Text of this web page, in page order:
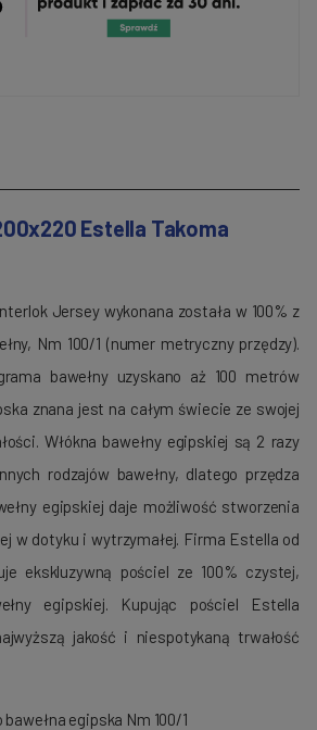
Estella Takoma
Jersey wykonana została w 100% z
Nm 100/1 (numer metryczny przędzy).
bawełny uzyskano aż 100 metrów
znana jest na całym świecie ze swojej
Włókna bawełny egipskiej są 2 razy
rodzajów bawełny, dlatego przędza
egipskiej daje możliwość stworzenia
w dotyku i wytrzymałej. Firma Estella od
ekskluzywną pościel ze 100% czystej,
egipskiej. Kupując pościel Estella
jakość i niespotykaną trwałość
egipska Nm 100/1